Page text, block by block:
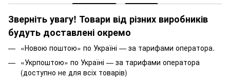
Зверніть увагу! Товари від різних виробників
будуть доставлені окремо
«Новою поштою» по Україні — за тарифами оператора.
«Укрпоштою» по Україні — за тарифами оператора
(доступно не для всіх товарів)